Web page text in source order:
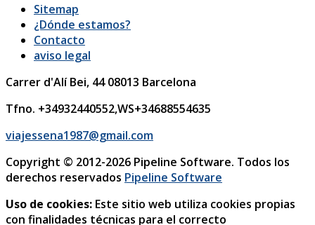
Sitemap
¿Dónde estamos?
Contacto
aviso legal
Carrer d'Alí Bei, 44 08013 Barcelona
Tfno. +34932440552,WS+34688554635
viajessena1987@gmail.com
Copyright © 2012-2026 Pipeline Software. Todos los
derechos reservados Pipeline Software
Uso de cookies: Este sitio web utiliza cookies propias
con finalidades técnicas para el correcto